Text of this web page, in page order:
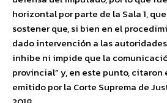
horizontal por parte de la Sala 1,
sostener que, si bien en el
dado intervención a las
inhibe ni impide que la
provincial” y, en este punto, citaron
emitido por la Corte Suprema de